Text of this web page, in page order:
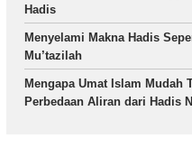
Hadis
Menyelami Makna Hadis
Mu’tazilah
Mengapa Umat Islam Mudah
Perbedaan Aliran dari Hadis